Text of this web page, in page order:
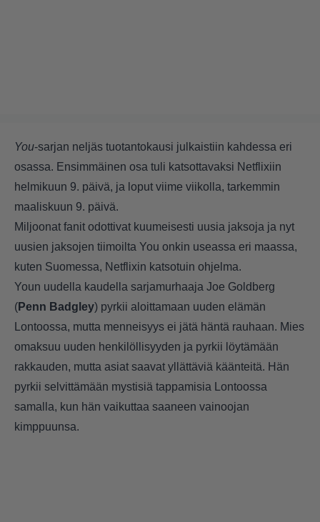
You-sarjan neljäs tuotantokausi julkaistiin kahdessa eri
osassa. Ensimmäinen osa tuli katsottavaksi Netflixiin
helmikuun 9. päivä, ja loput viime viikolla, tarkemmin
maaliskuun 9. päivä.
Miljoonat fanit odottivat kuumeisesti uusia jaksoja ja nyt
uusien jaksojen tiimoilta You onkin useassa eri maassa,
kuten Suomessa, Netflixin katsotuin ohjelma.
Youn uudella kaudella sarjamurhaaja Joe Goldberg
( Penn Badgley) pyrkii aloittamaan uuden elämän
Lontoossa, mutta menneisyys ei jätä häntä rauhaan. Mies
omaksuu uuden henkilöllisyyden ja pyrkii löytämään
rakkauden, mutta asiat saavat yllättäviä käänteitä. Hän
pyrkii selvittämään mystisiä tappamisia Lontoossa
samalla, kun hän vaikuttaa saaneen vainoojan
kimppuunsa.